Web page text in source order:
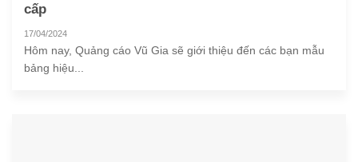
cấp
17/04/2024
Hôm nay, Quảng cáo Vũ Gia sẽ giới thiệu đến các bạn mẫu
bảng hiệu...